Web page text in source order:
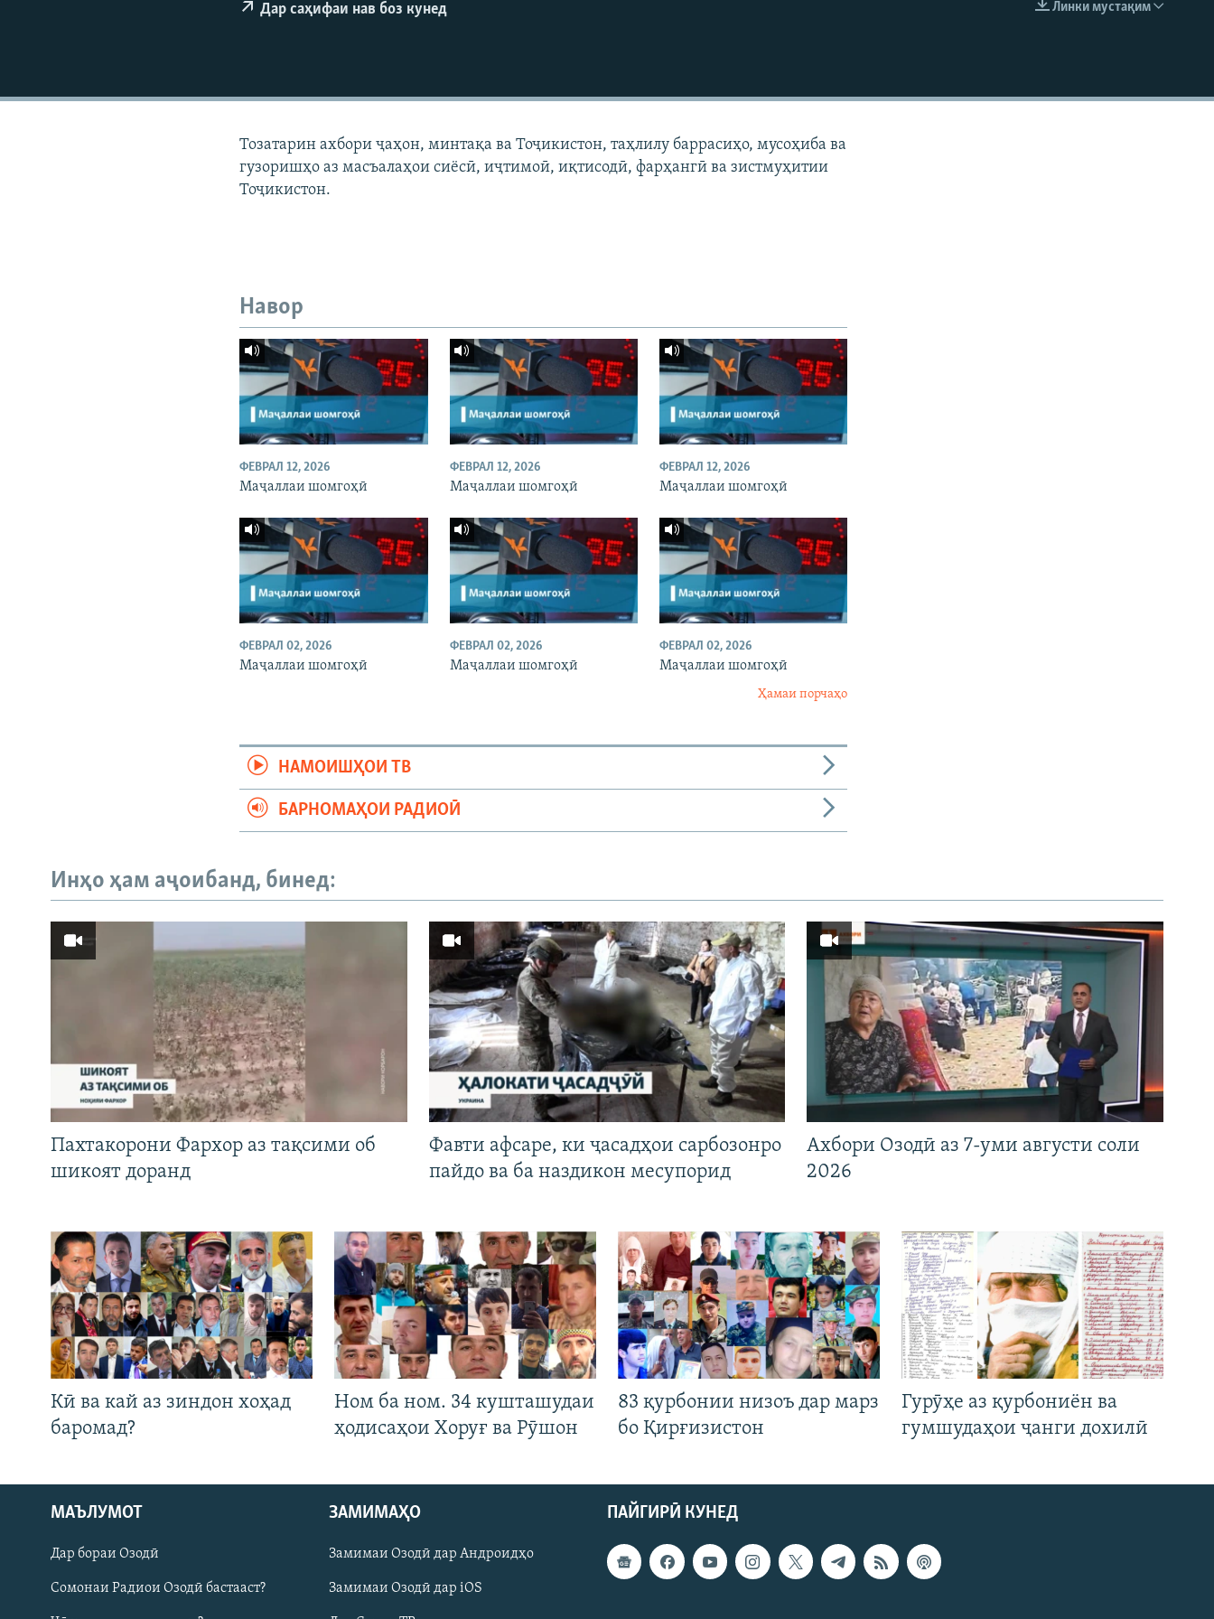
Русский
ПАЙГИРӢ КУНЕД
EMBED
Линки мустақим
Дар саҳифаи нав боз кунед
Тозатарин ахбори ҷаҳон, минтақа ва Тоҷикистон, таҳлилу баррасиҳо, мусоҳиба ва
гузоришҳо аз масъалаҳои сиёсӣ, иҷтимоӣ, иқтисодӣ, фарҳангӣ ва зистмуҳитии
Тоҷикистон.
Навор
ФЕВРАЛ 12, 2026
Маҷаллаи шомгоҳӣ
ФЕВРАЛ 12, 2026
Маҷаллаи шомгоҳӣ
ФЕВРАЛ 12, 2026
Маҷаллаи шомгоҳӣ
ФЕВРАЛ 02, 2026
Маҷаллаи шомгоҳӣ
ФЕВРАЛ 02, 2026
Маҷаллаи шомгоҳӣ
ФЕВРАЛ 02, 2026
Маҷаллаи шомгоҳӣ
Ҳамаи порчаҳо
НАМОИШҲОИ ТВ
БАРНОМАҲОИ РАДИОӢ
Инҳо ҳам аҷоибанд, бинед:
Пахтакорони Фархор аз тақсими об
шикоят доранд
Фавти афсаре, ки ҷасадҳои сарбозонро
пайдо ва ба наздикон месупорид
Ахбори Озодӣ аз 7-уми августи соли
2026
Кӣ ва кай аз зиндон хоҳад
баромад?
Ном ба ном. 34 кушташудаи
ҳодисаҳои Хоруғ ва Рӯшон
83 қурбонии низоъ дар марз
бо Қирғизистон
Гурӯҳе аз қурбониён ва
гумшудаҳои ҷанги дохилӣ
ПАЙГИРӢ КУНЕД
МАЪЛУМОТ
Дар бораи Озодӣ
Сомонаи Радиои Озодӣ бастааст?
ЗАМИМАҲО
Замимаи Озодӣ дар Андроидҳо
Замимаи Озодӣ дар iOS